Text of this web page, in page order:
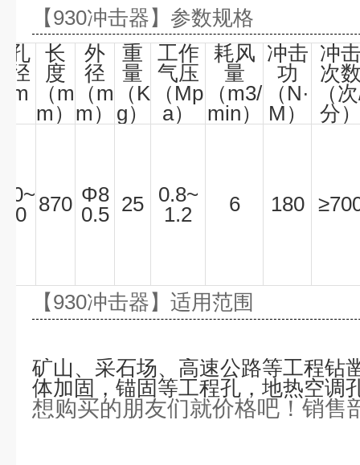
【930冲击器】参数规格
孔
径
m
长
度
（m
m）
外
径
（m
m）
重
量
（K
g）
工作
气压
（Mp
a）
耗风
量
（m3/
min）
冲击
功
（N·
M）
冲
次
（次
分
90~ 870 Φ8
0.5 25
0.8~
1.2
6 180 ≥
【930冲击器】适用范围
矿山、采石场、高速公路等工程钻
体加固，锚固等工程孔，地热空调
想购买的朋友们就价格吧！销售